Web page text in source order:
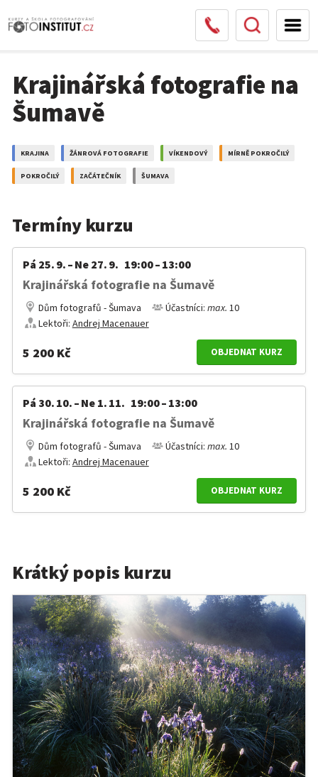
Krajinářská fotografie na
Šumavě
KRAJINA ŽÁNROVÁ FOTOGRAFIE VÍKENDOVÝ MÍRNĚ POKROČILÝ
POKROČILÝ ZAČÁTEČNÍK ŠUMAVA
Termíny kurzu
Pá 25. 9. – Ne 27. 9. 19:00 – 13:00
Krajinářská fotografie na Šumavě
Dům fotografů - Šumava Účastníci: max. 10
Lektoři: Andrej Macenauer
5 200 Kč OBJEDNAT KURZ
Pá 30. 10. – Ne 1. 11. 19:00 – 13:00
Krajinářská fotografie na Šumavě
Dům fotografů - Šumava Účastníci: max. 10
Lektoři: Andrej Macenauer
5 200 Kč OBJEDNAT KURZ
Krátký popis kurzu